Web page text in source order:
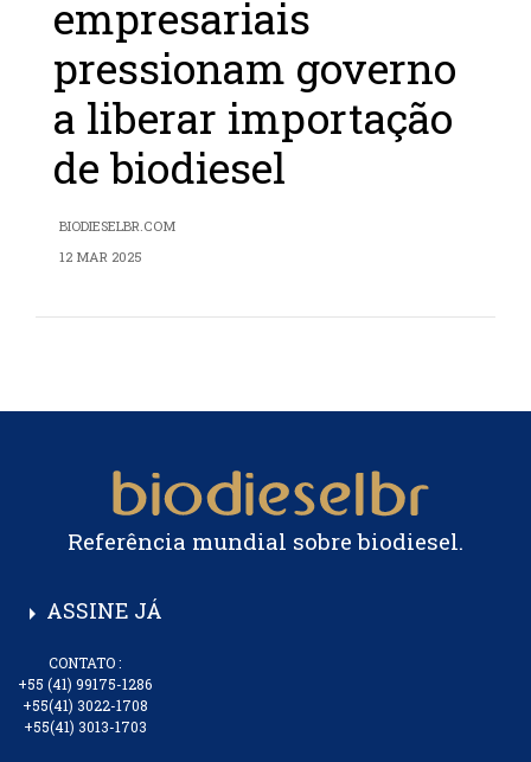
empresariais
pressionam governo
a liberar importação
de biodiesel
BIODIESELBR.COM
12 MAR 2025
Referência mundial sobre biodiesel.
arrow_right ASSINE JÁ
CONTATO :
+55 (41) 99175-1286
+55(41) 3022-1708
+55(41) 3013-1703